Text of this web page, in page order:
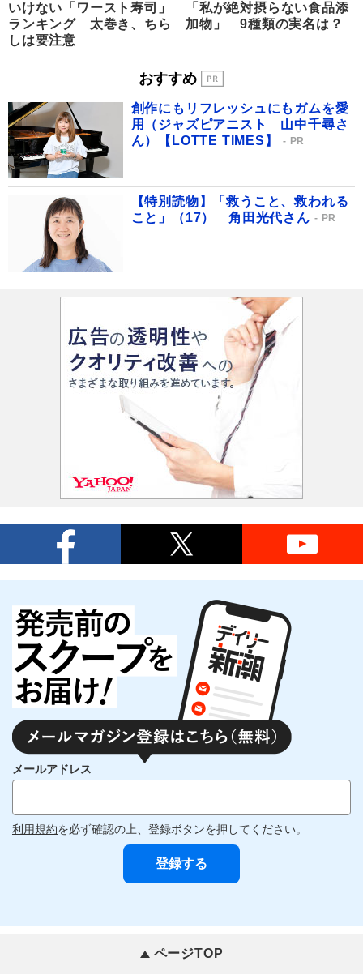
いけない「ワースト寿司」
ランキング 太巻き、ちら
しは要注意
「私が絶対摂らない食品添
加物」 9種類の実名は？
おすすめ
創作にもリフレッシュにもガムを愛
用（ジャズピアニスト 山中千尋さ
ん）【LOTTE TIMES】
PR
【特別読物】「救うこと、救われる
こと」（17） 角田光代さん
PR
メールアドレス
利用規約を必ず確認の上、登録ボタンを押してください。
ページTOP